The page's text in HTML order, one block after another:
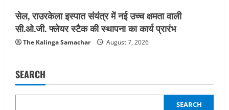
सेल, राउरकेला इस्पात संयंत्र में नई उच्च क्षमता वाली
सी.ओ.जी. फ्लेयर स्टैक की स्थापना का कार्य प्रारंभ
The Kalinga Samachar August 7, 2026
SEARCH
SEARCH